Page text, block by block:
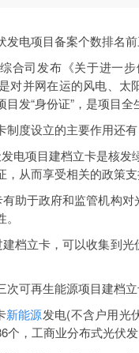
电项目备案个数排名前
司发布《关于进一步
对并网在运的风电、
发“身份证”，是项目
度设立的主要作用还
项目建档立卡是核发
从而享受相关的政策
于政府和监管机构对
立卡，可以收集到光
可再生能源项目建档立
新能源发电(不含户用光
个，工商业分布式光伏